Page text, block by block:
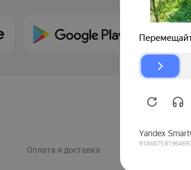
Оплата и доставка